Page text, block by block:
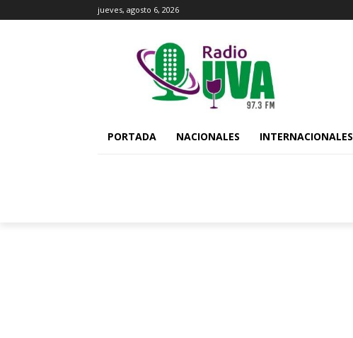
jueves, agosto 6, 2026
PORTADA NACIONALES INTERNACIONALES